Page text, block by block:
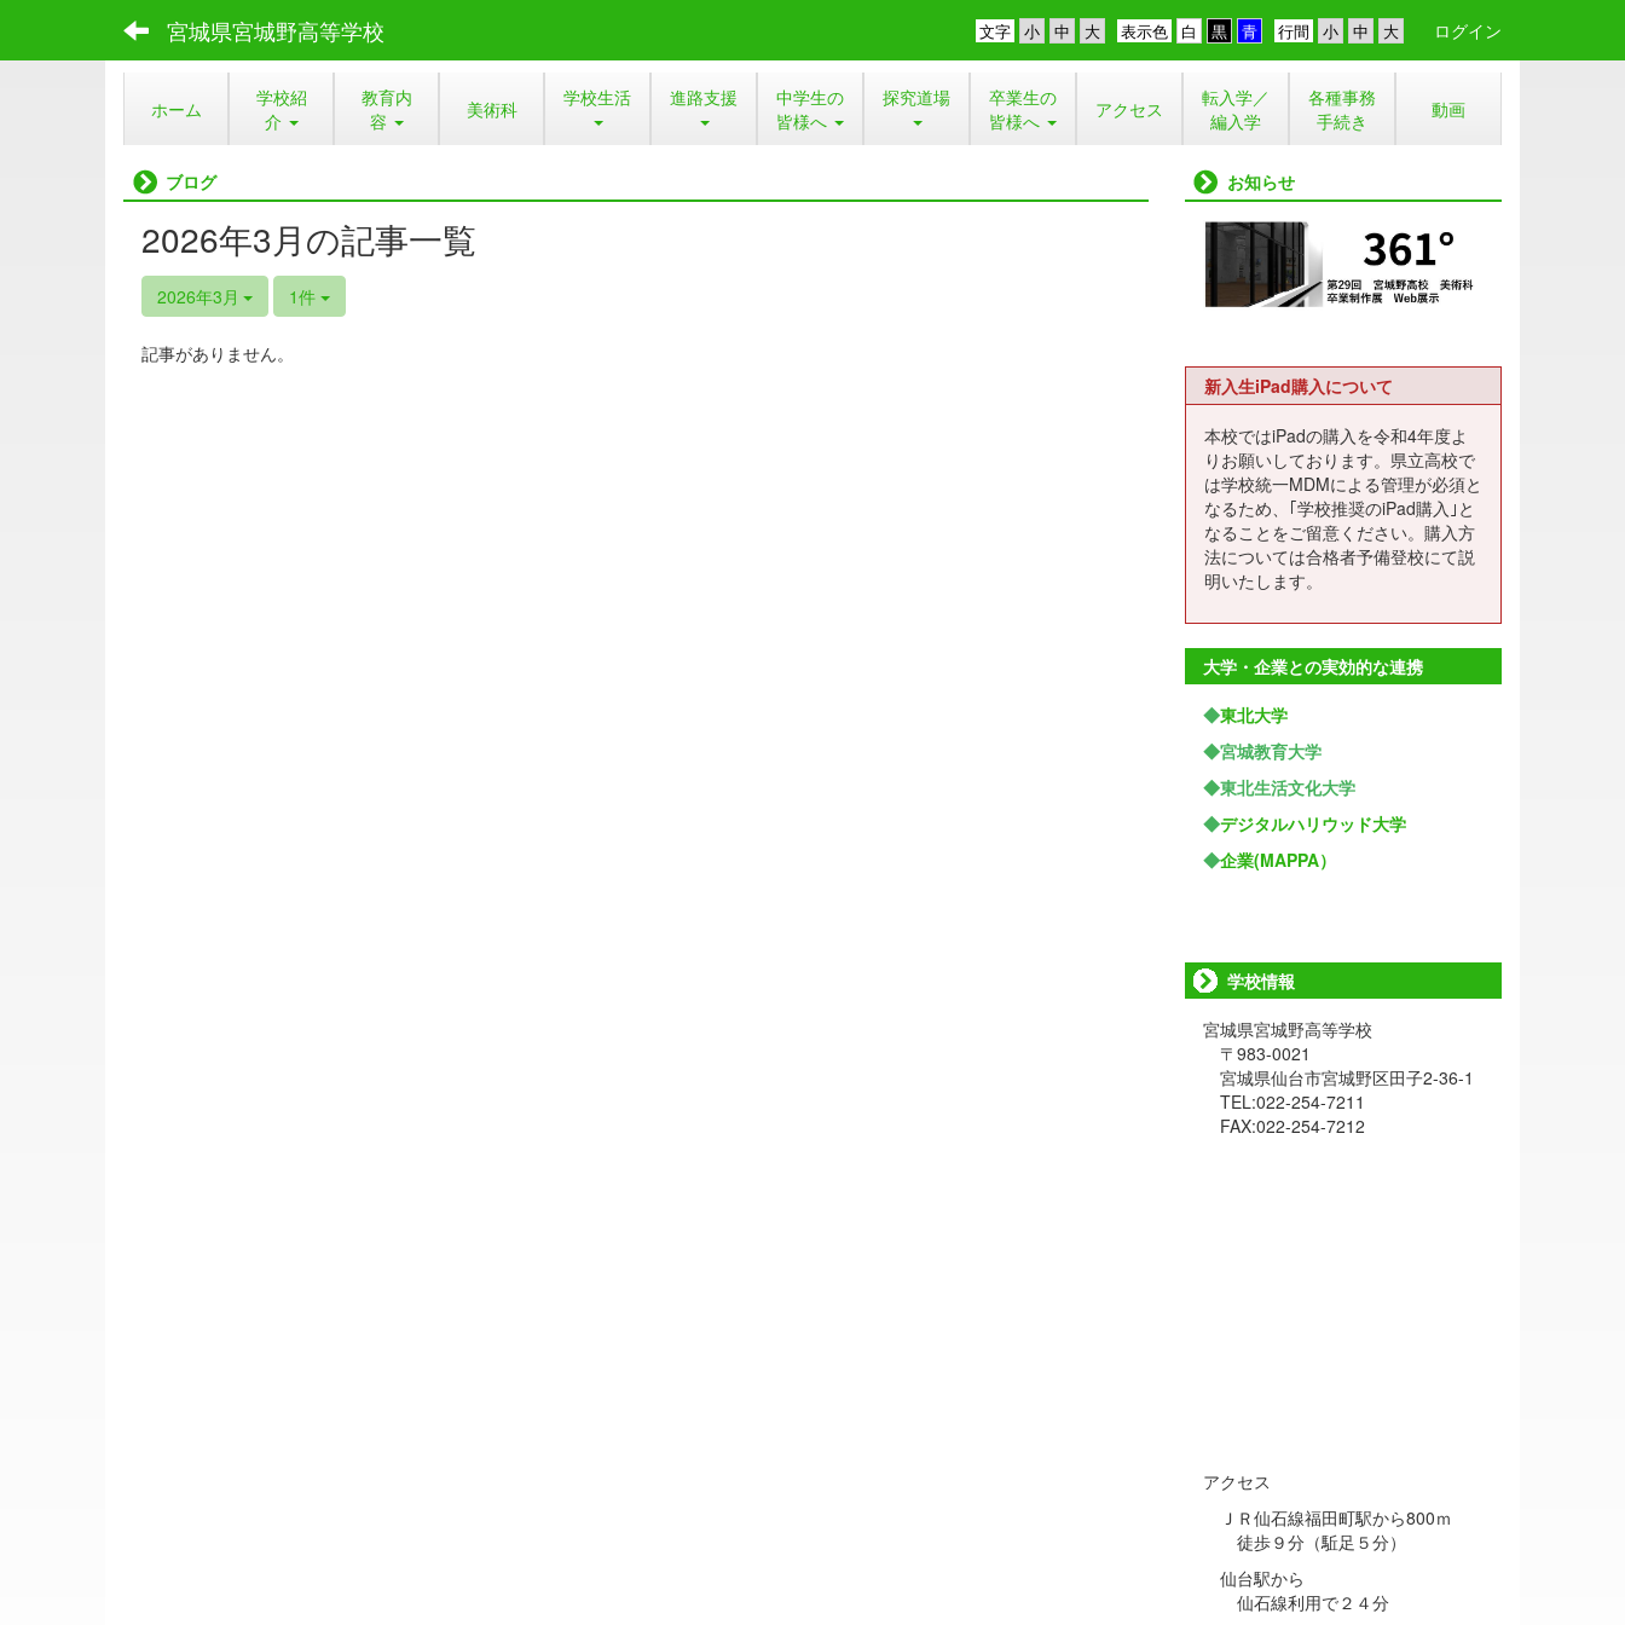
宮城県宮城野高等学校 行間
表示色
文字 ログイン
ホーム
学校紹
介
教育内
容
美術科 学校生活 進路支援
中学生の
皆様へ
探究道場
卒業生の
皆様へ
アクセス
転入学／
編入学
各種事務
手続き
動画
ブログ
2026年3月の記事一覧
2026年3月 1件
記事がありません。
お知らせ
新入生iPad購入について
本校ではiPadの購入を令和4年度よ
りお願いしております。県立高校で
は学校統一MDMによる管理が必須と
なるため、｢学校推奨のiPad購入｣と
なることをご留意ください。購入方
法については合格者予備登校にて説
明いたします。
大学・企業との実効的な連携
◆東北大学
◆宮城教育大学
◆東北生活文化大学
◆デジタルハリウッド大学
◆企業(MAPPA）
学校情報
宮城県宮城野高等学校
〒983-0021
宮城県仙台市宮城野区田子2-36-1
TEL:022-254-7211
FAX:022-254-7212
アクセス
ＪＲ仙石線福田町駅から800ｍ
徒歩９分（駈足５分）
仙台駅から
仙石線利用で２４分